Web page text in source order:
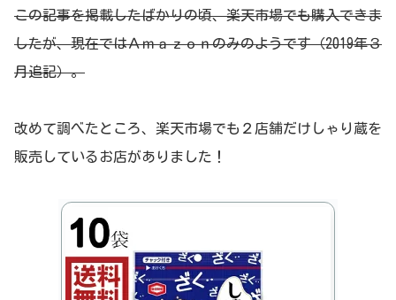
この記事を掲載したばかりの頃、楽天市場でも購入できま
したが、現在ではＡｍａｚｏｎのみのようです（2019年３
月追記）。
改めて調べたところ、楽天市場でも２店舗だけしゃり蔵を
販売しているお店がありました！